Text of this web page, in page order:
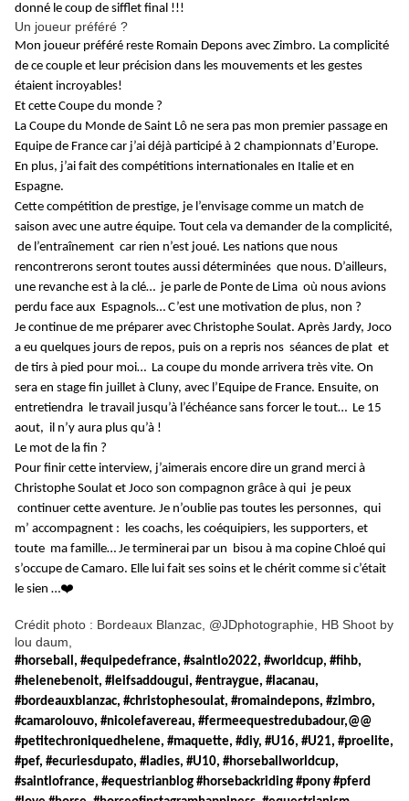
donné le coup de sifflet final !!!
Un joueur préféré ?
Mon joueur préféré reste Romain Depons avec Zimbro. La complicité
de ce couple et leur précision dans les mouvements et les gestes
étaient incroyables!
Et cette Coupe du monde ?
La Coupe du Monde de Saint Lô ne sera pas mon premier passage en
Equipe de France car j’ai déjà participé à 2 championnats d’Europe.
En plus, j’ai fait des compétitions internationales en Italie et en
Espagne.
Cette compétition de prestige, je l’envisage comme un match de
saison avec une autre équipe. Tout cela va demander de la complicité,
de l’entraînement car rien n’est joué. Les nations que nous
rencontrerons seront toutes aussi déterminées que nous. D’ailleurs,
une revanche est à la clé… je parle de Ponte de Lima où nous avions
perdu face aux Espagnols… C’est une motivation de plus, non ?
Je continue de me préparer avec Christophe Soulat. Après Jardy, Joco
a eu quelques jours de repos, puis on a repris nos séances de plat et
de tirs à pied pour moi… La coupe du monde arrivera très vite. On
sera en stage fin juillet à Cluny, avec l’Equipe de France. Ensuite, on
entretiendra le travail jusqu’à l’échéance sans forcer le tout… Le 15
aout, il n’y aura plus qu’à !
Le mot de la fin ?
Pour finir cette interview, j’aimerais encore dire un grand merci à
Christophe Soulat et Joco son compagnon grâce à qui je peux
continuer cette aventure. Je n’oublie pas toutes les personnes, qui
m’ accompagnent : les coachs, les coéquipiers, les supporters, et
toute ma famille… Je terminerai par un bisou à ma copine Chloé qui
s’occupe de Camaro. Elle lui fait ses soins et le chérit comme si c’était
le sien …❤️
Crédit photo : Bordeaux Blanzac, @JDphotographie, HB Shoot by
lou daum,
#horseball, #equipedefrance, #saintlo2022, #worldcup, #fihb,
#helenebenoit, #leifsaddougui, #entraygue, #lacanau,
#bordeauxblanzac, #christophesoulat, #romaindepons, #zimbro,
#camarolouvo, #nicolefavereau, #fermeequestredubadour,@@
#petitechroniquedhelene, #maquette, #diy, #U16, #U21, #proelite,
#pef, #ecuriesdupato, #ladies, #U10, #horseballworldcup,
#saintlofrance, #equestrianblog #horsebackriding #pony #pferd